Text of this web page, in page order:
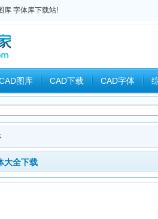
库 字体库下载站!
图库 CAD下载 CAD字体
CAXA教程 中望CAD Catia教
大全下载